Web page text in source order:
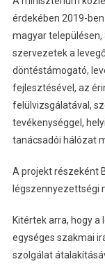
érdekében 2019-
magyar
szervezetek a
döntéstámogató,
fejlesztésével, az
felülvizsgálatával,
tevékenységgel,
tanácsadói hálózat
A projekt részeként
légszennyezettségi
Kitértek arra, hogy
egységes szakmai
szolgálat